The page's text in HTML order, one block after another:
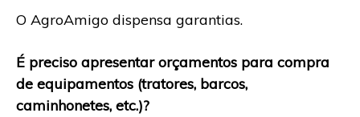
O AgroAmigo dispensa garantias.
É preciso apresentar orçamentos para compra
de equipamentos (tratores, barcos,
caminhonetes, etc.)?